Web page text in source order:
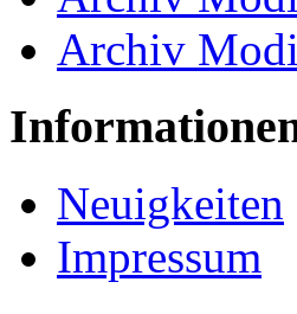
Archiv
Neuigkeiten
Impressum